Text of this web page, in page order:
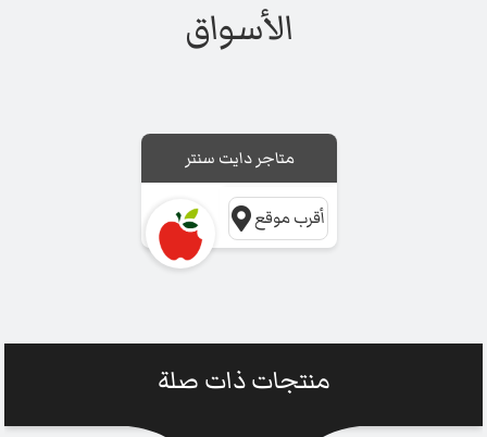
الأسواق
متاجر دايت سنتر
أقرب موقع
منتجات ذات صلة